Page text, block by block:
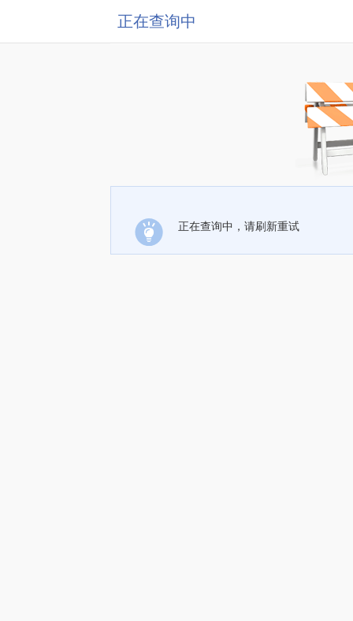
正在查询中
正在查询中，请刷新重试